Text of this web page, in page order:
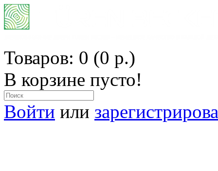
Товаров: 0 (0 р.)
В корзине пусто!
Войти или